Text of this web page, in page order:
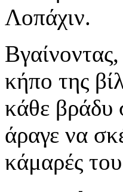
Λοπάχιν.
κήπο της
κάθε βράδυ
άραγε να
κάμαρές